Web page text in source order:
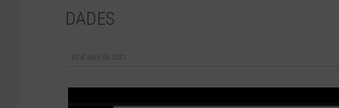
DADES
30 d'abril de 2021